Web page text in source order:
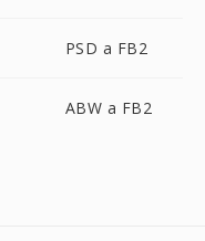
PSD a FB2
ABW a FB2